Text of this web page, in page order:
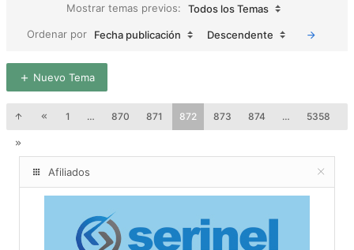
Mostrar temas previos:
Todos los Temas
Ordenar por
Fecha publicación Descendente
Nuevo Tema
1 … 870 871 872 873 874 … 5358
Afiliados